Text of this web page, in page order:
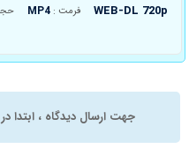
WEB-DL 720p فرمت : MP4
جهت ارسال دیدگاه ، ابتدا